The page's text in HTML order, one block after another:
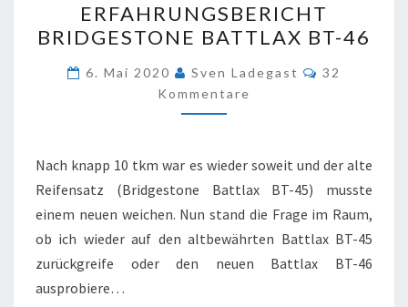
BRIDGESTONE
BATTLAX
BT-
46
ERFAHRUNGSBERICHT
BRIDGESTONE BATTLAX BT-46
6. Mai 2020 Sven Ladegast
32
Kommentare
Nach knapp 10 tkm war es wieder soweit und der alte
Reifensatz (Bridgestone Battlax BT-45) musste
einem neuen weichen. Nun stand die Frage im Raum,
ob ich wieder auf den altbewährten Battlax BT-45
zurückgreife oder den neuen Battlax BT-46
ausprobiere…